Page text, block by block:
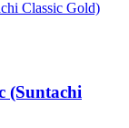
(Suntachi